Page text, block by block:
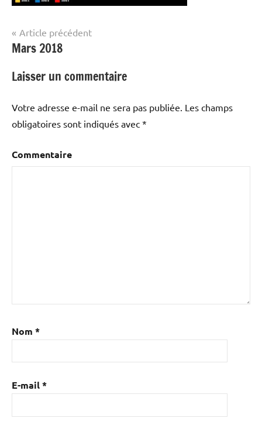
Navigation
de
l’article
Article précédent
Mars 2018
Laisser un commentaire
Votre adresse e-mail ne sera pas publiée. Les champs
obligatoires sont indiqués avec *
Commentaire
Nom *
E-mail*